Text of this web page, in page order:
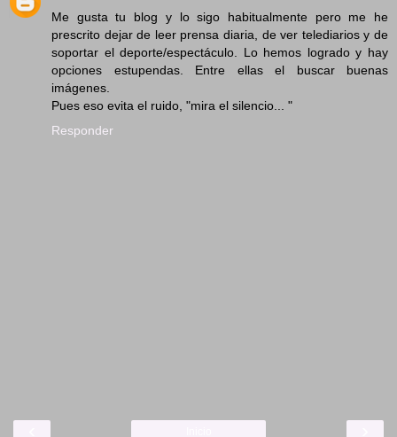
Me gusta tu blog y lo sigo habitualmente pero me he
prescrito dejar de leer prensa diaria, de ver telediarios y de
soportar el deporte/espectáculo. Lo hemos logrado y hay
opciones estupendas. Entre ellas el buscar buenas
imágenes.
Pues eso evita el ruido, "mira el silencio... "
Responder